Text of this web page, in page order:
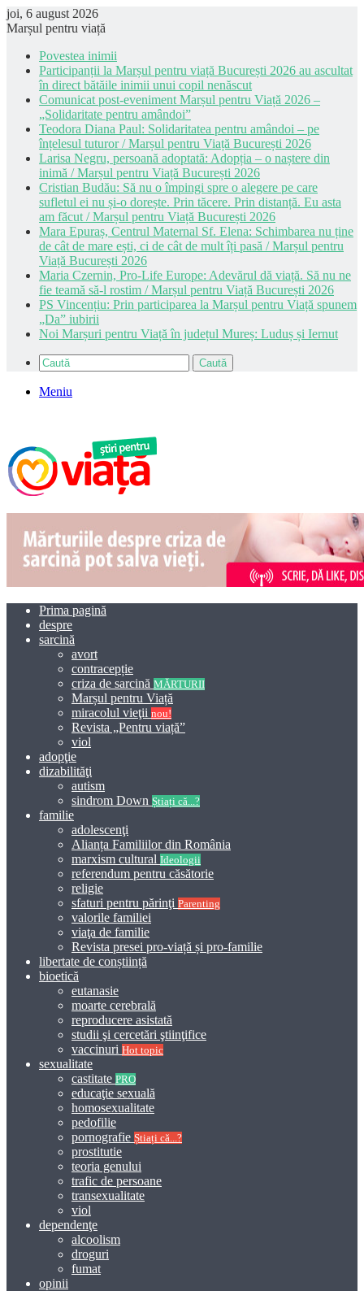
joi, 6 august 2026
Marșul pentru viață
Povestea inimii
Participanții la Marșul pentru viață București 2026 au ascultat
în direct bătăile inimii unui copil nenăscut
Comunicat post-eveniment Marșul pentru Viață 2026 –
„Solidaritate pentru amândoi”
Teodora Diana Paul: Solidaritatea pentru amândoi – pe
înțelesul tuturor / Marșul pentru Viață București 2026
Larisa Negru, persoană adoptată: Adopția – o naștere din
inimă / Marșul pentru Viață București 2026
Cristian Budău: Să nu o împingi spre o alegere pe care
sufletul ei nu și-o dorește. Prin tăcere. Prin distanță. Eu asta
am făcut / Marșul pentru Viață București 2026
Mara Epuraș, Centrul Maternal Sf. Elena: Schimbarea nu ține
de cât de mare ești, ci de cât de mult îți pasă / Marșul pentru
Viață București 2026
Maria Czernin, Pro-Life Europe: Adevărul dă viață. Să nu ne
fie teamă să-l rostim / Marșul pentru Viață București 2026
PS Vincențiu: Prin participarea la Marșul pentru Viață spunem
„Da” iubirii
Noi Marșuri pentru Viață în județul Mureș: Luduș și Iernut
Caută
Meniu
Prima pagină
despre
sarcină
avort
contracepție
criza de sarcină MĂRTURII
Marșul pentru Viață
miracolul vieţii nou!
Revista „Pentru viață”
viol
adopţie
dizabilităţi
autism
sindrom Down Știați că...?
familie
adolescenţi
Alianța Familiilor din România
marxism cultural Ideologii
referendum pentru căsătorie
religie
sfaturi pentru părinţi Parenting
valorile familiei
viaţa de familie
Revista presei pro-viață și pro-familie
libertate de conștiință
bioetică
eutanasie
moarte cerebrală
reproducere asistată
studii şi cercetări ştiinţifice
vaccinuri Hot topic
sexualitate
castitate PRO
educaţie sexuală
homosexualitate
pedofilie
pornografie Știați că...?
prostitutie
teoria genului
trafic de persoane
transexualitate
viol
dependenţe
alcoolism
droguri
fumat
opinii